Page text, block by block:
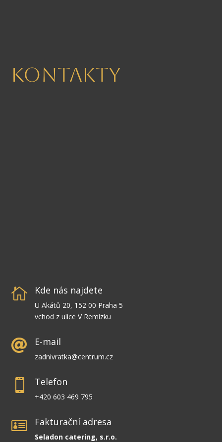
Kontakty
 Kde nás najdete
U Akátů 20, 152 00 Praha 5
vchod z ulice V Remízku
 E-mail
zadnivratka@centrum.cz
 Telefon
+420 603 469 795
 Fakturační adresa
Seladon catering, s.r.o.